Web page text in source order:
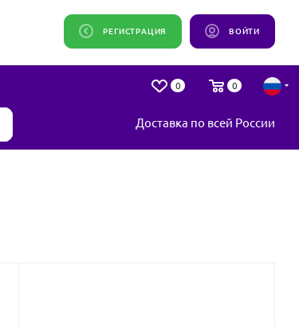
ВОЙТИ
РЕГИСТРАЦИЯ
0 0
Доставка по всей России